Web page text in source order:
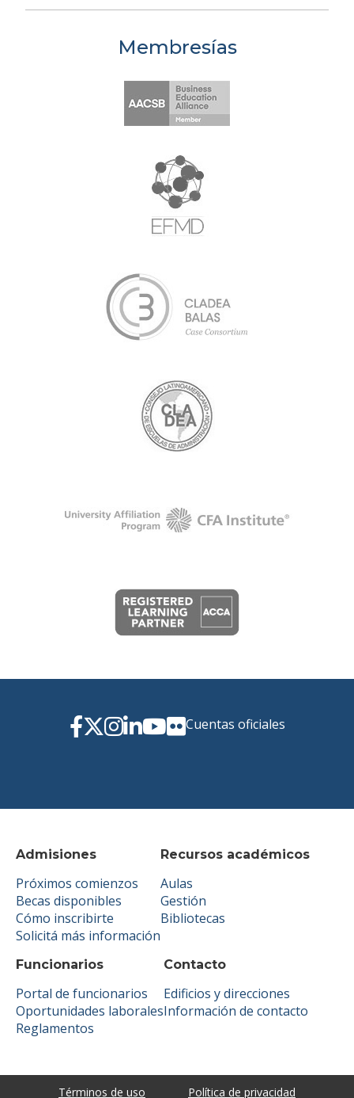
Membresías
Admisiones
Próximos comienzos
Becas disponibles
Cómo inscribirte
Solicitá más información
Recursos académicos
Aulas
Gestión
Bibliotecas
Funcionarios
Portal de funcionarios
Oportunidades laborales
Reglamentos
Contacto
Edificios y direcciones
Información de contacto
Cuentas oficiales
Términos de uso Política de privacidad